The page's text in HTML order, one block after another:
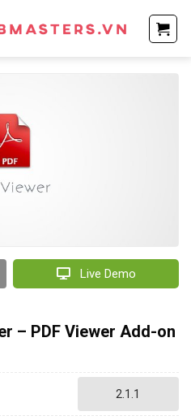
Live Demo
– PDF Viewer Add-on
2.1.1